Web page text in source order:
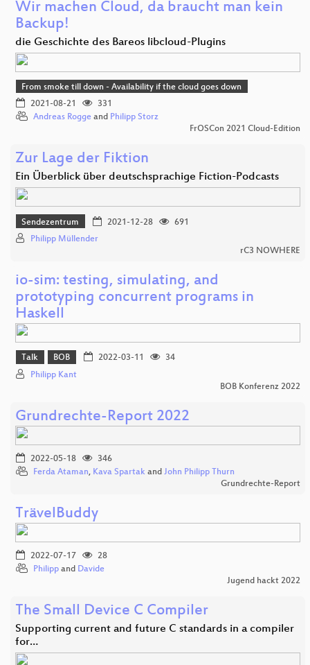
Wir machen Cloud, da braucht man kein
Backup!
die Geschichte des Bareos libcloud-Plugins
From smoke till down - Availability if the cloud goes down
2021-08-21
331
Andreas Rogge and Philipp Storz
FrOSCon 2021 Cloud-Edition
Zur Lage der Fiktion
Ein Überblick über deutschsprachige Fiction-Podcasts
Sendezentrum 2021-12-28
691
Philipp Müllender
rC3 NOWHERE
io-sim: testing, simulating, and
prototyping concurrent programs in
Haskell
Talk BOB 2022-03-11
34
Philipp Kant
BOB Konferenz 2022
Grundrechte-Report 2022
2022-05-18
346
Ferda Ataman, Kava Spartak and John Philipp Thurn
Grundrechte-Report
TrävelBuddy
2022-07-17
28
Philipp and Davide
Jugend hackt 2022
The Small Device C Compiler
Supporting current and future C standards in a compiler
for…